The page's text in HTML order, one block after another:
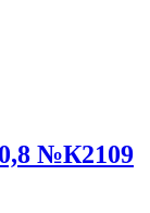
№К2109